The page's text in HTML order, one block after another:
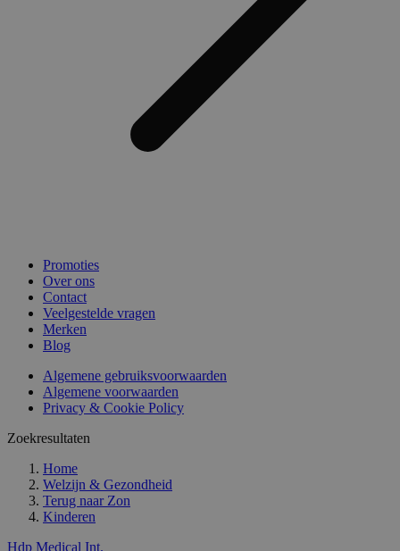
Promoties
Over ons
Contact
Veelgestelde vragen
Merken
Blog
Algemene gebruiksvoorwaarden
Algemene voorwaarden
Privacy & Cookie Policy
Zoekresultaten
Home
Welzijn & Gezondheid
Terug naar Zon
Kinderen
Hdp Medical Int.